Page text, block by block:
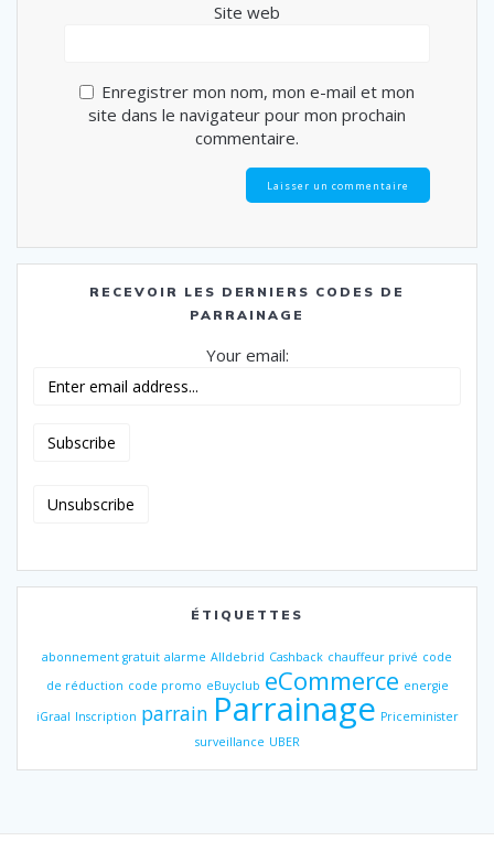
Site web
Enregistrer mon nom, mon e-mail et mon
site dans le navigateur pour mon prochain
commentaire.
RECEVOIR LES DERNIERS CODES DE
PARRAINAGE
Your email:
ÉTIQUETTES
abonnement gratuit alarme Alldebrid Cashback chauffeur privé code
de réduction code promo eBuyclub eCommerce energie
iGraal Inscription parrain Parrainage Priceminister
surveillance UBER